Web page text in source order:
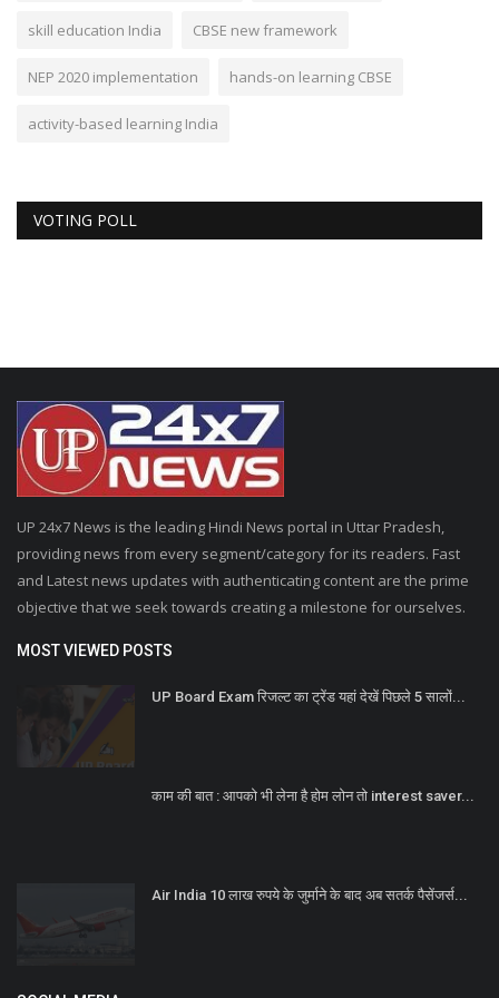
skill education India CBSE new framework
NEP 2020 implementation hands-on learning CBSE
activity-based learning India
VOTING POLL
UP 24x7 News is the leading Hindi News portal in Uttar Pradesh,
providing news from every segment/category for its readers. Fast
and Latest news updates with authenticating content are the prime
objective that we seek towards creating a milestone for ourselves.
MOST VIEWED POSTS
UP Board Exam रिजल्ट का ट्रेंड यहां देखें पिछले 5 सालों...
काम की बात : आपको भी लेना है होम लोन तो interest saver...
Air India 10 लाख रुपये के जुर्माने के बाद अब सतर्क पैसेंजर्स...